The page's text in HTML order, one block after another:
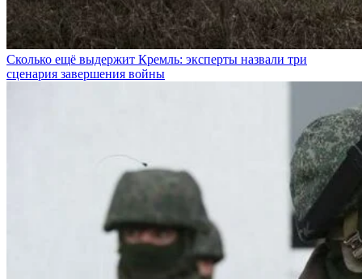
Сколько ещё выдержит Кремль: эксперты назвали три
сценария завершения войны